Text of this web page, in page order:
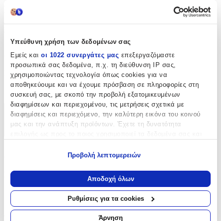
Υπεύθυνη χρήση των δεδομένων σας
Εμείς και οι 1022 συνεργάτες μας επεξεργαζόμαστε
προσωπικά σας δεδομένα, π.χ. τη διεύθυνση IP σας,
χρησιμοποιώντας τεχνολογία όπως cookies για να
αποθηκεύουμε και να έχουμε πρόσβαση σε πληροφορίες στη
συσκευή σας, με σκοπό την προβολή εξατομικευμένων
διαφημίσεων και περιεχομένου, τις μετρήσεις σχετικά με
διαφημίσεις και περιεχόμενο, την καλύτερη εικόνα του κοινού
μας και την ανάπτυξη προϊόντων. Έχετε τη δυνατότητα
Να συλλέξουμε πληροφορίες σχετικά με τη γεωγραφική
σας τοποθεσία, οι οποίες μπορεί να είναι ακριβείς σε
απόσταση μερικών μέτρων
Να αναγνωρίσουμε τη συσκευή σας σαρώνοντας ενεργά
για συγκεκριμένα χαρακτηριστικά (δακτυλικό αποτύπωμα)
Προβολή λεπτομερειών
Αποδοχή όλων
Ρυθμίσεις για τα cookies
Άρνηση
εξαιρετικό μας Καθαριστικό Παπουτσιών. Σχεδιασμένο ειδικά για
να απομακρύνει τους λεκέδες, τη βρωμιά και τις ακαθαρσίες από τα
αγαπημένα σας παπούτσια, αυτό το καθαριστικό προσφέρει
Χαρακτηριστικά
Είδος:
Καθαριστικά Παπουτσιών
Χαρακτηριστικά
Χαρακτηριστικά
Είδος
Καθαριστικά Παπουτσιών
Αξιολογήσεις